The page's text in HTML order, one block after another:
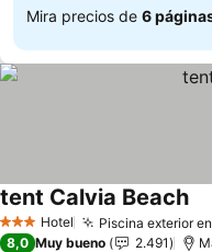
Mira precios de 6
3 Estrellas
Hotel Piscina exterior
tent Calvia Beach
8,0 Muy bueno 2.491